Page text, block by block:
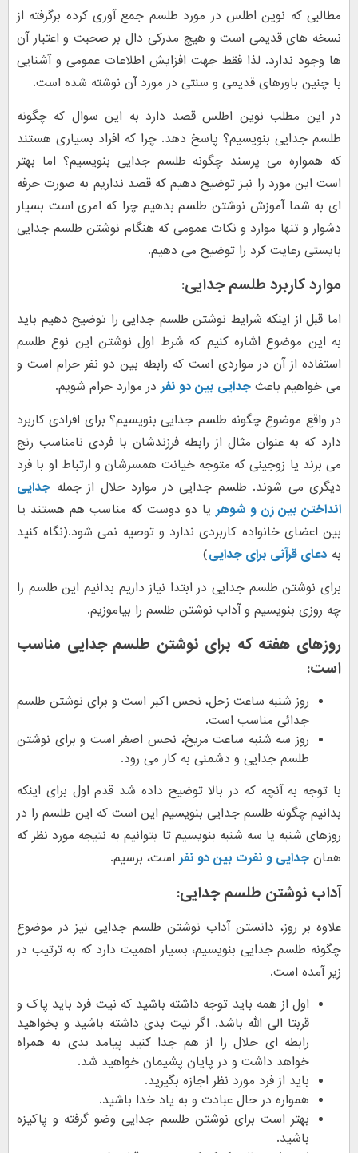
مطالبی که نوین اطلس در مورد طلسم جمع آوری کرده برگرفته از
نسخه های قدیمی است و هیچ مدرکی دال بر صحبت و اعتبار آن
ها وجود ندارد. لذا فقط جهت افزایش اطلاعات عمومی و آشنایی
با چنین باورهای قدیمی و سنتی در مورد آن نوشته شده است.
در این مطلب نوین اطلس قصد دارد به این سوال که چگونه
طلسم جدایی بنویسیم؟ پاسخ دهد. چرا که افراد بسیاری هستند
که همواره می پرسند چگونه طلسم جدایی بنویسیم؟ اما بهتر
است این مورد را نیز توضیح دهیم که قصد نداریم به صورت حرفه
ای به شما آموزش نوشتن طلسم بدهیم چرا که امری است بسیار
دشوار و تنها موارد و نکات عمومی که هنگام نوشتن طلسم جدایی
بایستی رعایت کرد را توضیح می دهیم.
موارد کاربرد طلسم جدایی:
اما قبل از اینکه شرایط نوشتن طلسم جدایی را توضیح دهیم باید
به این موضوع اشاره کنیم که شرط اول نوشتن این نوع طلسم
استفاده از آن در مواردی است که رابطه بین دو نفر حرام است و
می خواهیم باعث جدایی بین دو نفر در موارد حرام شویم.
در واقع موضوع چگونه طلسم جدایی بنویسیم؟ برای افرادی کاربرد
دارد که به عنوان مثال از رابطه فرزندشان با فردی نامناسب رنج
می برند یا زوجینی که متوجه خیانت همسرشان و ارتباط او با فرد
دیگری می شوند. طلسم جدایی در موارد حلال از جمله جدایی
انداختن بین زن و شوهریا دو دوست که مناسب هم هستند یا
بین اعضای خانواده کاربردی ندارد و توصیه نمی شود.(نگاه کنید
به دعای قرآنی برای جدایی)
برای نوشتن طلسم جدایی در ابتدا نیاز داریم بدانیم این طلسم را
چه روزی بنویسیم و آداب نوشتن طلسم را بیاموزیم.
روزهای هفته که برای نوشتن طلسم جدایی مناسب
است:
روز شنبه ساعت زحل، نحس اکبر است و برای نوشتن طلسم
جدائی مناسب است.
روز سه شنبه ساعت مریخ، نحس اصغر است و برای نوشتن
طلسم جدایی و دشمنی به کار می رود.
با توجه به آنچه که در بالا توضیح داده شد قدم اول برای اینکه
بدانیم چگونه طلسم جدایی بنویسیم این است که این طلسم را در
روزهای شنبه یا سه شنبه بنویسیم تا بتوانیم به نتیجه مورد نظر که
همان جدایی و نفرت بین دو نفر است، برسیم.
آداب نوشتن طلسم جدایی:
علاوه بر روز، دانستن آداب نوشتن طلسم جدایی نیز در موضوع
چگونه طلسم جدایی بنویسیم، بسیار اهمیت دارد که به ترتیب در
زیر آمده است.
اول از همه باید توجه داشته باشید که نیت فرد باید پاک و
قربتا الی الله باشد. اگر نیت بدی داشته باشید و بخواهید
رابطه ای حلال را از هم جدا کنید پیامد بدی به همراه
خواهد داشت و در پایان پشیمان خواهید شد.
باید از فرد مورد نظر اجازه بگیرید.
همواره در حال عبادت و به یاد خدا باشید.
بهتر است برای نوشتن طلسم جدایی وضو گرفته و پاکیزه
باشید.